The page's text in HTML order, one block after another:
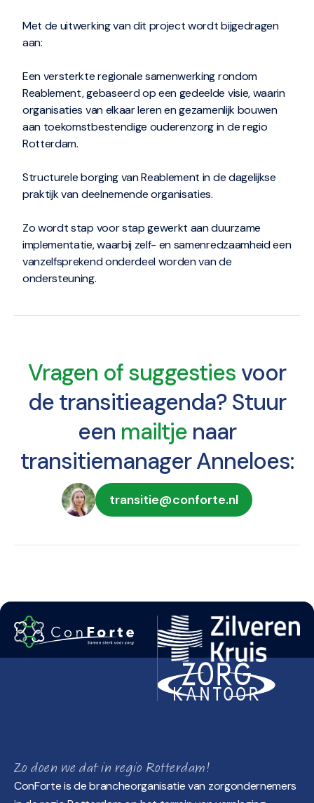
Met de uitwerking van dit project wordt bijgedragen
aan:
Een versterkte regionale samenwerking rondom
Reablement, gebaseerd op een gedeelde visie, waarin
organisaties van elkaar leren en gezamenlijk bouwen
aan toekomstbestendige ouderenzorg in de regio
Rotterdam.
Structurele borging van Reablement in de dagelijkse
praktijk van deelnemende organisaties.
Zo wordt stap voor stap gewerkt aan duurzame
implementatie, waarbij zelf- en samenredzaamheid een
vanzelfsprekend onderdeel worden van de
ondersteuning.
Vragen of suggestiesvoor
de transitieagenda? Stuur
een mailtje naar
transitiemanager Anneloes:
transitie@conforte.nl
Zo doen we dat in regio Rotterdam!
ConForte is de brancheorganisatie van zorgondernemers